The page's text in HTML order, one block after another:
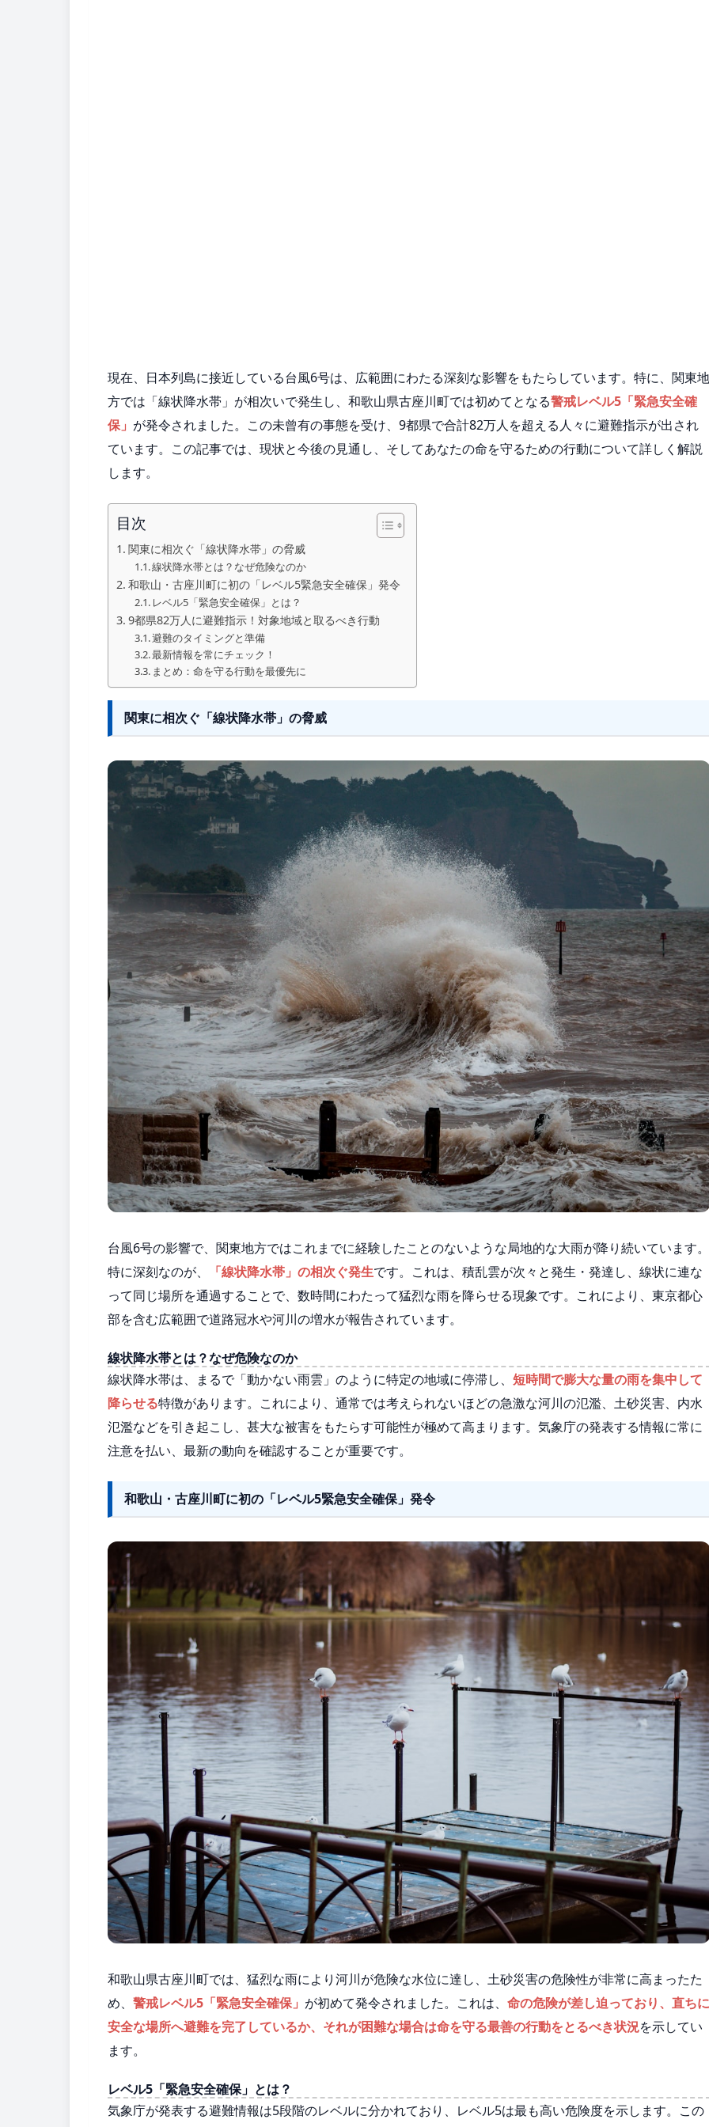
現在、日本列島に接近している台風6号は、広範囲にわたる深刻な影響をもたらしています。特に、関東地
方では「線状降水帯」が相次いで発生し、和歌山県古座川町では初めてとなる警戒レベル5「緊急安全確
保」 が発令されました。この未曾有の事態を受け、9都県で合計82万人を超える人々に避難指示が出され
ています。この記事では、現状と今後の見通し、そしてあなたの命を守るための行動について詳しく解説
します。
目次
関東に相次ぐ「線状降水帯」の脅威
線状降水帯とは？なぜ危険なのか
和歌山・古座川町に初の「レベル5緊急安全確保」発令
レベル5「緊急安全確保」とは？
9都県82万人に避難指示！対象地域と取るべき行動
避難のタイミングと準備
最新情報を常にチェック！
まとめ：命を守る行動を最優先に
関東に相次ぐ「線状降水帯」の脅威
台風6号の影響で、関東地方ではこれまでに経験したことのないような局地的な大雨が降り続いています。
特に深刻なのが、
「線状降水帯」の相次ぐ発生です。これは、積乱雲が次々と発生・発達し、線状に連な
って同じ場所を通過することで、数時間にわたって猛烈な雨を降らせる現象です。これにより、東京都心
部を含む広範囲で道路冠水や河川の増水が報告されています。
線状降水帯とは？なぜ危険なのか
線状降水帯は、まるで「動かない雨雲」のように特定の地域に停滞し、 短時間で膨大な量の雨を集中して
降らせる特徴があります。これにより、通常では考えられないほどの急激な河川の氾濫、土砂災害、内水
氾濫などを引き起こし、甚大な被害をもたらす可能性が極めて高まります。気象庁の発表する情報に常に
注意を払い、最新の動向を確認することが重要です。
和歌山・古座川町に初の「レベル5緊急安全確保」発令
和歌山県古座川町では、猛烈な雨により河川が危険な水位に達し、土砂災害の危険性が非常に高まったた
め、 警戒レベル5「緊急安全確保」 が初めて発令されました。これは、 命の危険が差し迫っており、直ちに
安全な場所へ避難を完了しているか、それが困難な場合は命を守る最善の行動をとるべき状況を示してい
ます。
レベル5「緊急安全確保」とは？
気象庁が発表する避難情報は5段階のレベルに分かれており、レベル5は最も高い危険度を示します。この